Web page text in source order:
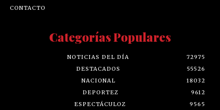
CONTACTO
Categorías Populares
NOTICIAS DEL DÍA
72975
DESTACADOS
55526
NACIONAL
18032
DEPORTEZ
9612
ESPECTÁCULOZ
9565